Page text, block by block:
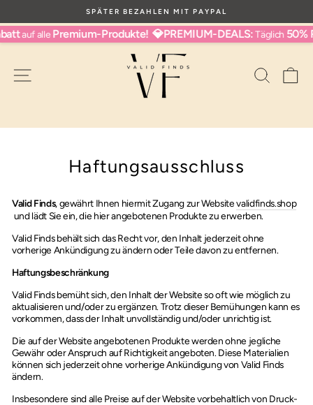
Inhalt
Pause
Diashow
SPÄTER BEZAHLEN MIT PAYPAL
auf allePremium-Produkte! 💎PREMIUM-DEALS:Täglich50%
Suche
Haftungsausschluss
Valid Finds,gewährt Ihnen hiermit Zugang zur Website validfinds.shop
und lädt Sie ein, die hier angebotenen Produkte zu erwerben.
Valid Finds behält sich das Recht vor, den Inhalt jederzeit ohne
vorherige Ankündigung zu ändern oder Teile davon zu entfernen.
Haftungsbeschränkung
Valid Finds bemüht sich, den Inhalt der Website so oft wie möglich zu
aktualisieren und/oder zu ergänzen. Trotz dieser Bemühungen kann es
vorkommen, dass der Inhalt unvollständig und/oder unrichtig ist.
Die auf der Website angebotenen Produkte werden ohne jegliche
Gewähr oder Anspruch auf Richtigkeit angeboten. Diese Materialien
können sich jederzeit ohne vorherige Ankündigung von Valid Finds
ändern.
Insbesondere sind alle Preise auf der Website vorbehaltlich von Druck-